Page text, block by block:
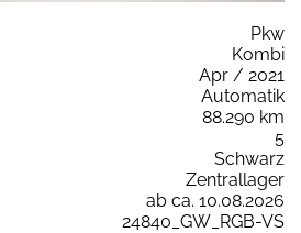
Pkw
Kombi
Apr / 2021
Automatik
88.290 km
5
Schwarz
Zentrallager
ab ca. 10.08.2026
24840_GW_RGB-VS